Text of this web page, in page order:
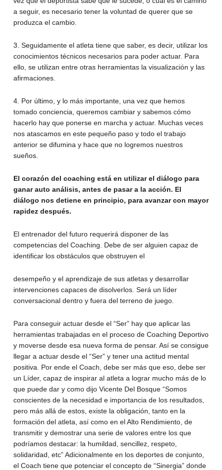
a seguir, es necesario tener la voluntad de querer que se
produzca el cambio.
3. Seguidamente el atleta tiene que saber, es decir, utilizar los
conocimientos técnicos necesarios para poder actuar. Para
ello, se utilizan entre otras herramientas la visualización y las
afirmaciones.
4. Por último, y lo más importante, una vez que hemos
tomado conciencia, queremos cambiar y sabemos cómo
hacerlo hay que ponerse en marcha y actuar. Muchas veces
nos atascamos en este pequeño paso y todo el trabajo
anterior se difumina y hace que no logremos nuestros
sueños.
El corazón del coaching está en utilizar el diálogo para
ganar auto análisis, antes de pasar a la acción. El
diálogo nos detiene en principio, para avanzar con mayor
rapidez después.
El entrenador del futuro requerirá disponer de las
competencias del Coaching. Debe de ser alguien capaz de
identificar los obstáculos que obstruyen el
desempeño y el aprendizaje de sus atletas y desarrollar
intervenciones capaces de disolverlos. Será un líder
conversacional dentro y fuera del terreno de juego.
Para conseguir actuar desde el “Ser” hay que aplicar las
herramientas trabajadas en el proceso de Coaching Deportivo
y moverse desde esa nueva forma de pensar. Así se consigue
llegar a actuar desde el “Ser” y tener una actitud mental
positiva. Por ende el Coach, debe ser más que eso, debe ser
un Líder, capaz de inspirar al atleta a lograr mucho más de lo
que puede dar y como dijo Vicente Del Bosque “Somos
conscientes de la necesidad e importancia de los resultados,
pero más allá de estos, existe la obligación, tanto en la
formación del atleta, así como en el Alto Rendimiento, de
transmitir y demostrar una serie de valores entre los que
podríamos destacar: la humildad, sencillez, respeto,
solidaridad, etc” Adicionalmente en los deportes de conjunto,
el Coach tiene que potenciar el concepto de “Sinergia” donde